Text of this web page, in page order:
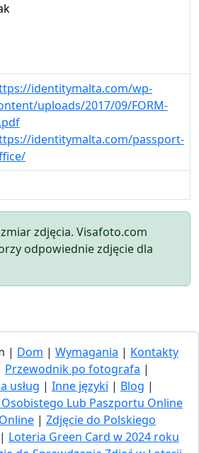
identitymalta.com/wp-
uploads/2017/09/FORM-
identitymalta.com/passport-
zdjęcia. Visafoto.com
odpowiednie zdjęcie dla
| Dom | Wymagania | Kontakty
Przewodnik po fotografa |
usług | Inne języki | Blog |
Lub Paszportu Online
| Zdjęcie do Polskiego
| Loteria Green Card w 2024 roku